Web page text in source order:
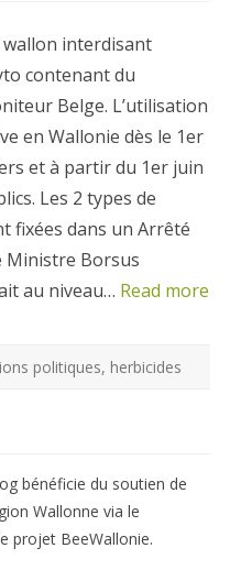
wallon interdisant
contenant du
Belge. L’utilisation
en Wallonie dès le 1er
et à partir du 1er juin
Les 2 types de
fixées dans un Arrêté
Ministre Borsus
au niveau… Read more
politiques, herbicides
bénéficie du soutien de
Wallonne via le
projet BeeWallonie.